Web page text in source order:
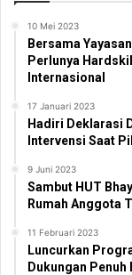
10 Mei 2023
Bersama
Perlunya
Internasional
17 Januari 2023
Hadiri Deklarasi
Intervensi Saat
9 Juni 2023
Sambut HUT
Rumah Anggota
11 Februari 2023
Luncurkan
Dukungan